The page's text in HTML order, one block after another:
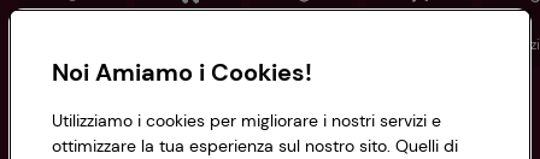
Informazioni
Noi Amiamo i Cookies!
Utilizziamo i cookies per migliorare i nostri servizi e
ottimizzare la tua esperienza sul nostro sito. Quelli di